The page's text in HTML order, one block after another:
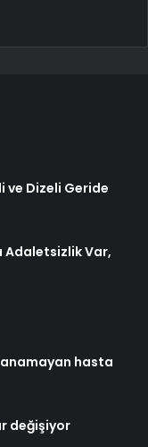
ve Dizeli Geride
Adaletsizlik Var,
hasta
değişiyor